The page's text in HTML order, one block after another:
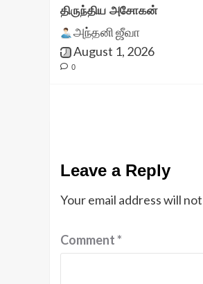
திருந்திய அசோகன்
அந்தனி ஜீவா
August 1, 2026
0
Leave a Reply
Your email address will
Comment*